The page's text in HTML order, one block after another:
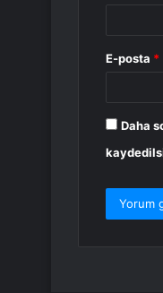
E-posta *
Daha